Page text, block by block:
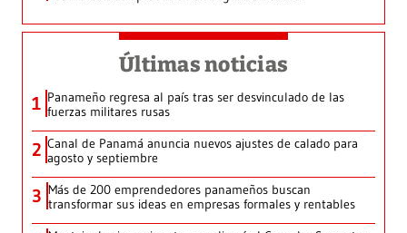
Últimas noticias
1 Panameño regresa al país tras ser desvinculado de las
fuerzas militares rusas
2 Canal de Panamá anuncia nuevos ajustes de calado para
agosto y septiembre
3 Más de 200 emprendedores panameños buscan
transformar sus ideas en empresas formales y rentables